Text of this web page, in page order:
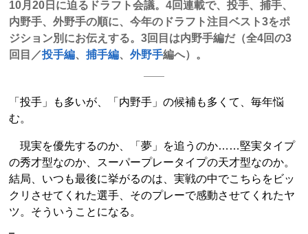
10月20日に迫るドラフト会議。4回連載で、投手、捕手、
内野手、外野手の順に、今年のドラフト注目ベスト3をポ
ジション別にお伝えする。3回目は内野手編だ（全4回の3
回目／投手編、 捕手編、 外野手編へ）。
「投手」も多いが、「内野手」の候補も多くて、毎年悩
む。
現実を優先するのか、「夢」を追うのか……堅実タイプ
の秀才型なのか、スーパープレータイプの天才型なのか。
結局、いつも最後に挙がるのは、実戦の中でこちらをビッ
クリさせてくれた選手、そのプレーで感動させてくれたヤ
ツ。そういうことになる。